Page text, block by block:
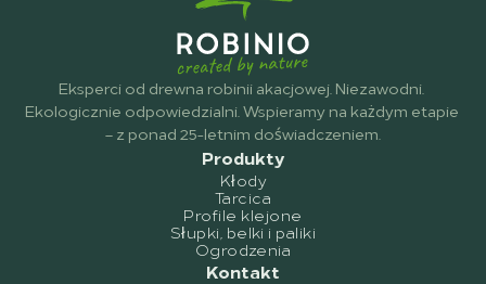
Eksperci od drewna robinii akacjowej. Niezawodni.
Ekologicznie odpowiedzialni. Wspieramy na każdym etapie
– z ponad 25-letnim doświadczeniem.
Kontakt
Produkty
Kłody
Tarcica
Profile klejone
Słupki, belki i paliki
Ogrodzenia